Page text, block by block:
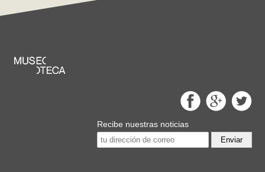
Recibe nuestras noticias
Enviar